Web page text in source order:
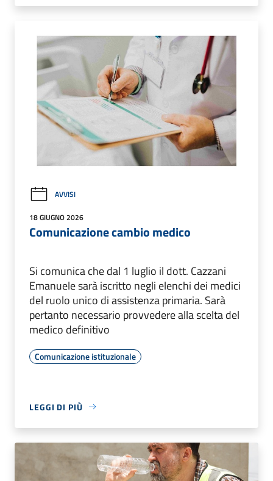
AVVISI
18 GIUGNO 2026
Comunicazione cambio medico
Si comunica che dal 1 luglio il dott. Cazzani
Emanuele sarà iscritto negli elenchi dei medici
del ruolo unico di assistenza primaria. Sarà
pertanto necessario provvedere alla scelta del
medico definitivo
Comunicazione istituzionale
LEGGI DI PIÙ